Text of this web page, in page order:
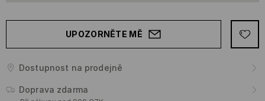
UPOZORNĚTE MĚ
Dostupnost na prodejně
Doprava zdarma